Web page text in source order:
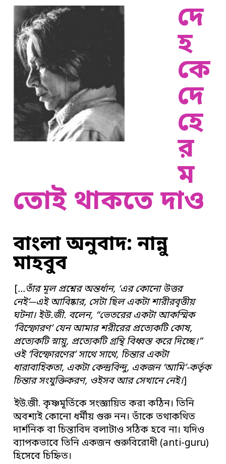
দে
হ
কে
দে
হে
র
ম
তোই থাকতে দাও
বাংলা অনুবাদ: নান্নু
মাহবুব
[…তাঁর মূল প্রশ্নের অন্তর্ধান, ‘এর কোনো উত্তর
নেই’─এই আবিষ্কার, সেটা ছিল একটা শারীরবৃত্তীয়
ঘটনা। ইউ.জী. বলেন, “ভেতরের একটা আকস্মিক
‘বিস্ফোরণ’ যেন আমার শরীরের প্রত্যেকটি কোষ,
প্রত্যেকটি স্নায়ু, প্রত্যেকটি গ্রন্থি বিধ্বস্ত করে দিচ্ছে।”
ওই ‘বিস্ফোরণের’ সাথে সাথে, চিন্তার একটা
ধারাবাহিকতা, একটা কেন্দ্রবিন্দু, একজন ‘আমি’-কর্তৃক
চিন্তার সংযুক্তিকরণ, ওইসব আর সেখানে নেই।]
ইউ.জী. কৃষ্ণমূর্তিকে সংজ্ঞায়িত করা কঠিন। তিনি
অবশ্যই কোনো ধর্মীয় গুরু নন। তাঁকে তথাকথিত
দার্শনিক বা চিন্তাবিদ বলাটাও সঠিক হবে না। যদিও
ব্যাপকভাবে তিনি একজন গুরুবিরোধী (anti-guru)
হিসেবে চিহ্নিত।